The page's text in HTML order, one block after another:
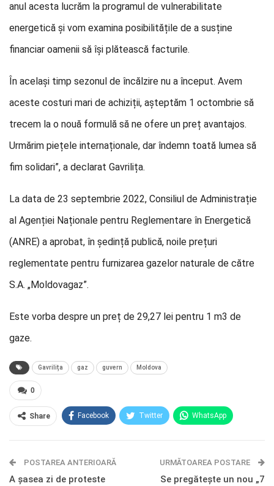
anul acesta lucrăm la programul de vulnerabilitate
energetică și vom examina posibilitățile de a susține
financiar oamenii să își plătească facturile.
În același timp sezonul de încălzire nu a început. Avem
aceste costuri mari de achiziții, așteptăm 1 octombrie să
trecem la o nouă formulă să ne ofere un preț avantajos.
Urmărim piețele internaționale, dar îndemn toată lumea să
fim solidari”, a declarat Gavrilița.
La data de 23 septembrie 2022, Consiliul de Administrație
al Agenției Naționale pentru Reglementare în Energetică
(ANRE) a aprobat, în ședință publică, noile prețuri
reglementate pentru furnizarea gazelor naturale de către
S.A. „Moldovagaz”.
Este vorba despre un preț de 29,27 lei pentru 1 m3 de
gaze.
Gavrilița gaz guvern Moldova
0
Share Facebook Twitter WhatsApp
Telegram OK.ru
POSTAREA ANTERIOARĂ
A șasea zi de proteste
URMĂTOAREA POSTARE
Se pregătește un nou „7